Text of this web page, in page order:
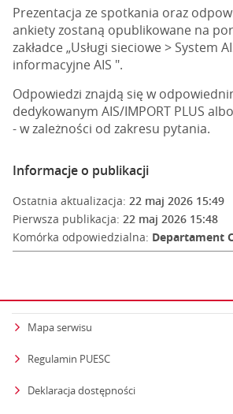
Prezentacja ze spotkania oraz
ankiety zostaną opublikowane na
zakładce „Usługi sieciowe > System
informacyjne AIS ".
Odpowiedzi znajdą się w
dedykowanym AIS/IMPORT PLUS
- w zależności od zakresu pytania.
Informacje o publikacji
Ostatnia aktualizacja: 22 maj 2026 15:49
Pierwsza publikacja: 22 maj 2026 15:48
Komórka odpowiedzialna: Departament
Mapa serwisu
Regulamin PUESC
Deklaracja dostępności